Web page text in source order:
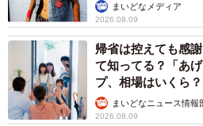
まいどなメディア
2026.08.09
帰省は控えても感
て知ってる？「あ
プ、相場はいくら？
まいどなニュース情報
2026.08.09